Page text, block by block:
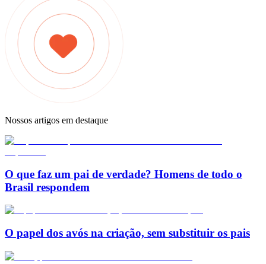
Nossos artigos em destaque
O que faz um pai de verdade? Homens de todo o
Brasil respondem
O papel dos avós na criação, sem substituir os pais